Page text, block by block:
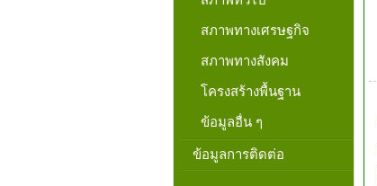
สภาพทางเศรษฐกิจ
สภาพทางสังคม
โครงสร้างพื้นฐาน
ข้อมูลอื่น ๆ
ข้อมูลการติดต่อ